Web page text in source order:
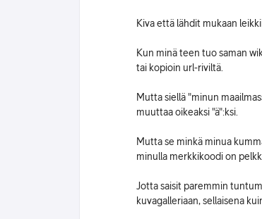
Kiva että lähdit mukaan
Kun minä teen tuo saman
tai kopioin url-riviltä.
Mutta siellä "minun
muuttaa oikeaksi "ä":ksi.
Mutta se minkä minua
minulla merkkikoodi on
Jotta saisit paremmin
kuvagalleriaan, sellaisena